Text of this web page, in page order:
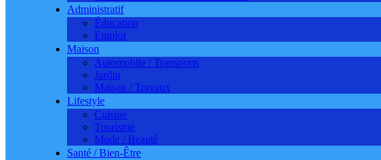
Administratif
Éducation
Emploi
Maison
Automobile / Transports
Jardin
Maison / Travaux
Lifestyle
Cuisine
Tourisme
Mode / Beauté
Santé / Bien-Être